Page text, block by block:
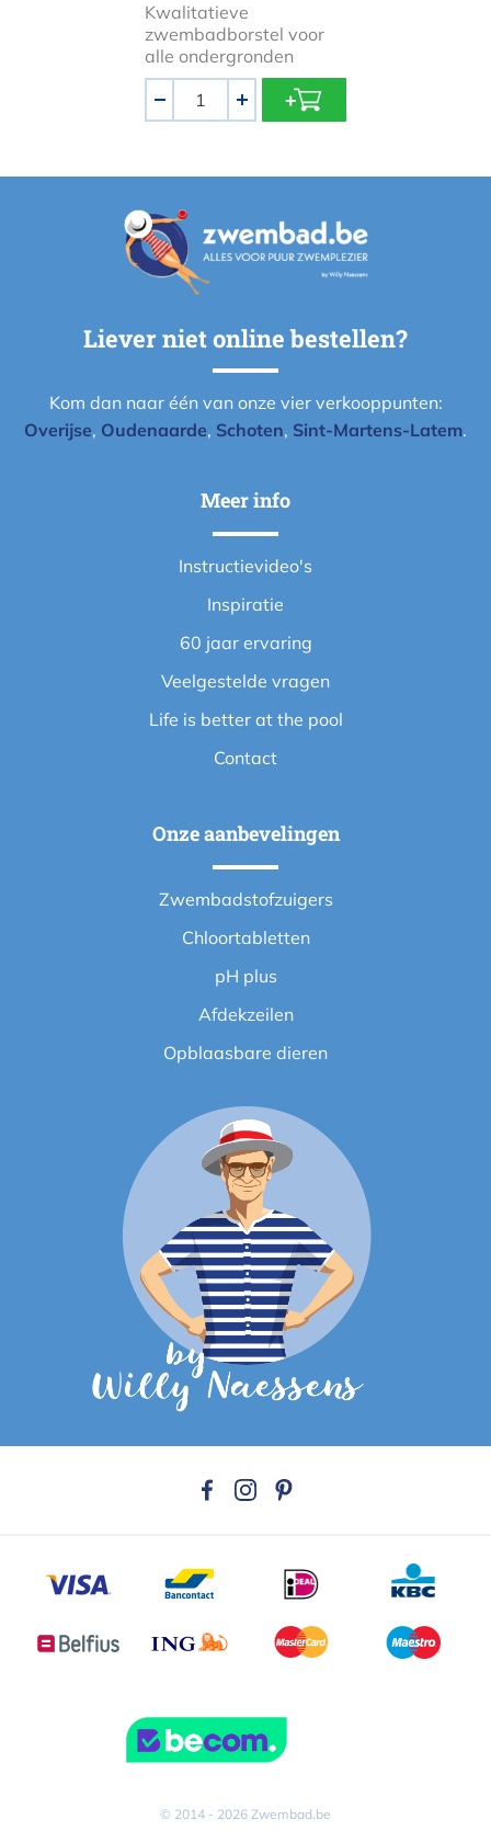
Kwalitatieve
zwembadborstel voor
alle ondergronden
+
Liever niet online bestellen?
Kom dan naar één van onze vier verkooppunten:
Overijse, Oudenaarde, Schoten, Sint-Martens-Latem.
Meer info
Instructievideo's
Inspiratie
60 jaar ervaring
Veelgestelde vragen
Life is better at the pool
Contact
Onze aanbevelingen
Zwembadstofzuigers
Chloortabletten
pH plus
Afdekzeilen
Opblaasbare dieren
© 2014 - 2026 Zwembad.be